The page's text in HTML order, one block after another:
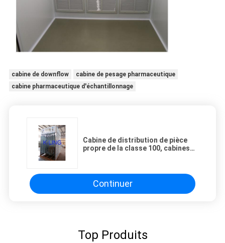
cabine de downflow
cabine de pesage pharmaceutique
cabine pharmaceutique d'échantillonnage
Cabine de distribution de pièce
propre de la classe 100, cabines
Continuer
Top Produits